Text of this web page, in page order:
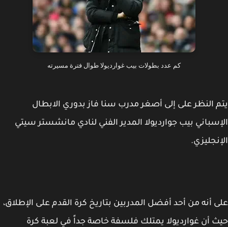
كم عدد بطولات بيب غوارديولا طوال فترة مسيرته
النظر على إلى أصغر مدرب سنا فاز بدوري الابطال
بيب جوارديولا المدير الفني لنادي مانشستر سيتي
أنه من أحد أفضل المدربين بتاريخ كرة القدم على الإطلاق،
أن غوارديولا يمتلك فلسفة خاصة جداً في لعبة كرة